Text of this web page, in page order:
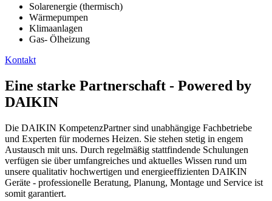
Solarenergie (thermisch)
Wärmepumpen
Klimaanlagen
Gas- Ölheizung
Kontakt
Eine starke Partnerschaft - Powered by
DAIKIN
Die DAIKIN KompetenzPartner sind unabhängige Fachbetriebe
und Experten für modernes Heizen. Sie stehen stetig in engem
Austausch mit uns. Durch regelmäßig stattfindende Schulungen
verfügen sie über umfangreiches und aktuelles Wissen rund um
unsere qualitativ hochwertigen und energieeffizienten DAIKIN
Geräte - professionelle Beratung, Planung, Montage und Service ist
somit garantiert.